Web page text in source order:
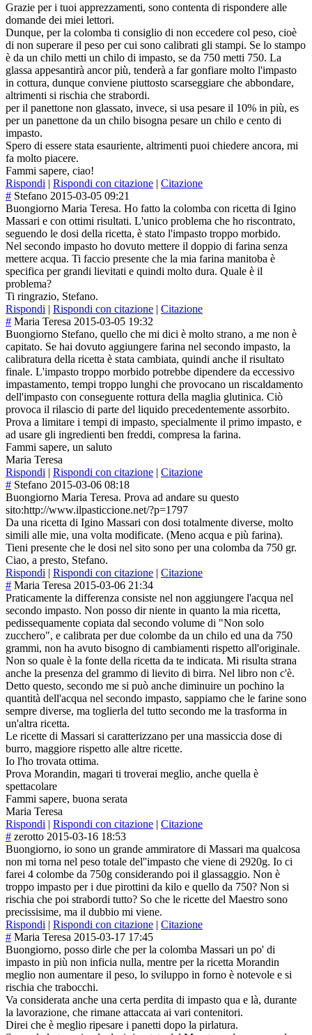
Grazie per i tuoi apprezzamenti, sono contenta di rispondere alle
domande dei miei lettori.
Dunque, per la colomba ti consiglio di non eccedere col peso, cioè
di non superare il peso per cui sono calibrati gli stampi. Se lo stampo
è da un chilo metti un chilo di impasto, se da 750 metti 750. La
glassa appesantirà ancor più, tenderà a far gonfiare molto l'impasto
in cottura, dunque conviene piuttosto scarseggiare che abbondare,
altrimenti si rischia che strabordi.
per il panettone non glassato, invece, si usa pesare il 10% in più, es
per un panettone da un chilo bisogna pesare un chilo e cento di
impasto.
Spero di essere stata esauriente, altrimenti puoi chiedere ancora, mi
fa molto piacere.
Fammi sapere, ciao!
Rispondi | Rispondi con citazione | Citazione
# Stefano 2015-03-05 09:21
Buongiorno Maria Teresa. Ho fatto la colomba con ricetta di Igino
Massari e con ottimi risultati. L'unico problema che ho riscontrato,
seguendo le dosi della ricetta, è stato l'impasto troppo morbido.
Nel secondo impasto ho dovuto mettere il doppio di farina senza
mettere acqua. Ti faccio presente che la mia farina manitoba è
specifica per grandi lievitati e quindi molto dura. Quale è il
problema?
Ti ringrazio, Stefano.
Rispondi | Rispondi con citazione | Citazione
# Maria Teresa 2015-03-05 19:32
Buongiorno Stefano, quello che mi dici è molto strano, a me non è
capitato. Se hai dovuto aggiungere farina nel secondo impasto, la
calibratura della ricetta è stata cambiata, quindi anche il risultato
finale. L'impasto troppo morbido potrebbe dipendere da eccessivo
impastamento, tempi troppo lunghi che provocano un riscaldamento
dell'impasto con conseguente rottura della maglia glutinica. Ciò
provoca il rilascio di parte del liquido precedentemente assorbito.
Prova a limitare i tempi di impasto, specialmente il primo impasto, e
ad usare gli ingredienti ben freddi, compresa la farina.
Fammi sapere, un saluto
Maria Teresa
Rispondi | Rispondi con citazione | Citazione
# Stefano 2015-03-06 08:18
Buongiorno Maria Teresa. Prova ad andare su questo
sito:http://www.ilpasticcione.net/?p=1797
Da una ricetta di Igino Massari con dosi totalmente diverse, molto
simili alle mie, una volta modificate. (Meno acqua e più farina).
Tieni presente che le dosi nel sito sono per una colomba da 750 gr.
Ciao, a presto, Stefano.
Rispondi | Rispondi con citazione | Citazione
# Maria Teresa 2015-03-06 21:34
Praticamente la differenza consiste nel non aggiungere l'acqua nel
secondo impasto. Non posso dir niente in quanto la mia ricetta,
pedissequamente copiata dal secondo volume di "Non solo
zucchero", e calibrata per due colombe da un chilo ed una da 750
grammi, non ha avuto bisogno di cambiamenti rispetto all'originale.
Non so quale è la fonte della ricetta da te indicata. Mi risulta strana
anche la presenza del grammo di lievito di birra. Nel libro non c'è.
Detto questo, secondo me si può anche diminuire un pochino la
quantità dell'acqua nel secondo impasto, sappiamo che le farine sono
sempre diverse, ma toglierla del tutto secondo me la trasforma in
un'altra ricetta.
Le ricette di Massari si caratterizzano per una massiccia dose di
burro, maggiore rispetto alle altre ricette.
Io l'ho trovata ottima.
Prova Morandin, magari ti troverai meglio, anche quella è
spettacolare
Fammi sapere, buona serata
Maria Teresa
Rispondi | Rispondi con citazione | Citazione
# zerotto 2015-03-16 18:53
Buongiorno, io sono un grande ammiratore di Massari ma qualcosa
non mi torna nel peso totale del''impasto che viene di 2920g. Io ci
farei 4 colombe da 750g considerando poi il glassaggio. Non è
troppo impasto per i due pirottini da kilo e quello da 750? Non si
rischia che poi strabordi tutto? So che le ricette del Maestro sono
precissisime, ma il dubbio mi viene.
Rispondi | Rispondi con citazione | Citazione
# Maria Teresa 2015-03-17 17:45
Buongiorno, posso dirle che per la colomba Massari un po' di
impasto in più non inficia nulla, mentre per la ricetta Morandin
meglio non aumentare il peso, lo sviluppo in forno è notevole e si
rischia che trabocchi.
Va considerata anche una certa perdita di impasto qua e là, durante
la lavorazione, che rimane attaccata ai vari contenitori.
Direi che è meglio ripesare i panetti dopo la pirlatura.